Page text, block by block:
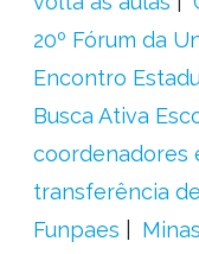
20º Fórum da
Encontro
Busca Ativa
coordenadores
transferência
Funpaes